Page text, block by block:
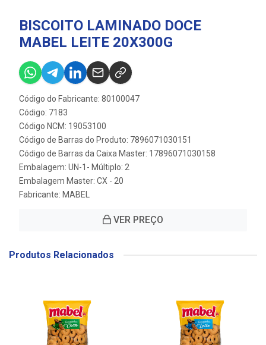
BISCOITO LAMINADO DOCE
MABEL LEITE 20X300G
Código do Fabricante: 80100047
Código: 7183
Código NCM: 19053100
Código de Barras do Produto: 7896071030151
Código de Barras da Caixa Master: 17896071030158
Embalagem: UN-1- Múltiplo: 2
Embalagem Master: CX - 20
Fabricante: MABEL
VER PREÇO
Produtos Relacionados